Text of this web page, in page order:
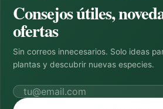
Consejos útiles,
ofertas
Sin correos innecesarios. Solo ideas
plantas y descubrir nuevas especies.
Correo electrónico